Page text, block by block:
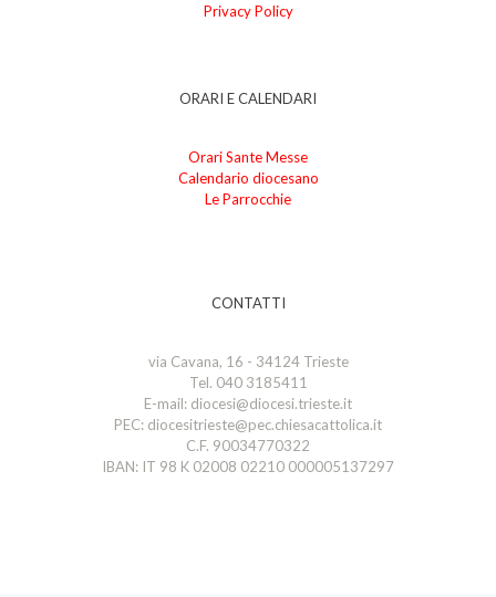
Privacy Policy
ORARI E CALENDARI
Orari Sante Messe
Calendario diocesano
Le Parrocchie
CONTATTI
via Cavana, 16 - 34124 Trieste
Tel. 040 3185411
E-mail: diocesi@diocesi.trieste.it
PEC: diocesitrieste@pec.chiesacattolica.it
C.F. 90034770322
IBAN: IT 98 K 02008 02210 000005137297